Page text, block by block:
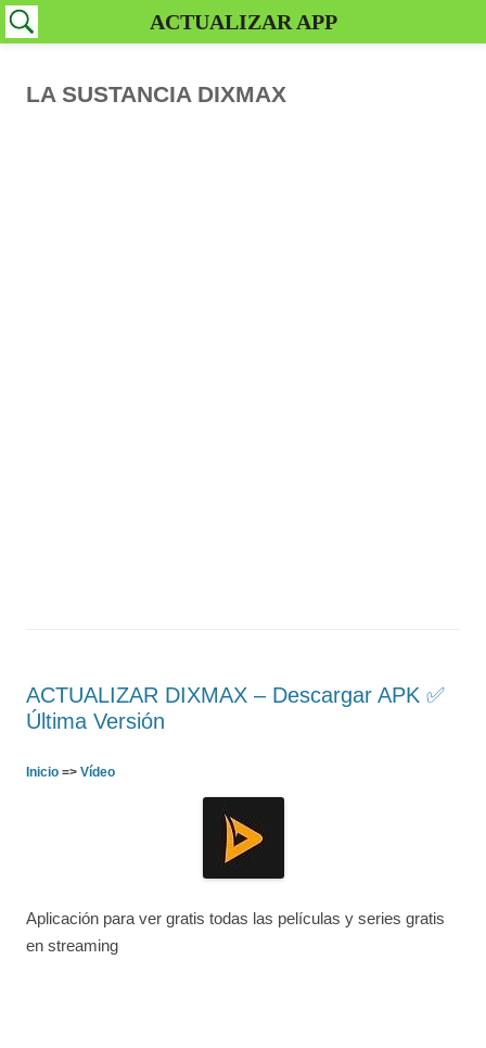
LA SUSTANCIA DIXMAX
ACTUALIZAR DIXMAX – Descargar APK ✅️
Última Versión
Inicio => Vídeo
Aplicación para ver gratis todas las películas y series gratis
en streaming
ACTUALIZAR APP